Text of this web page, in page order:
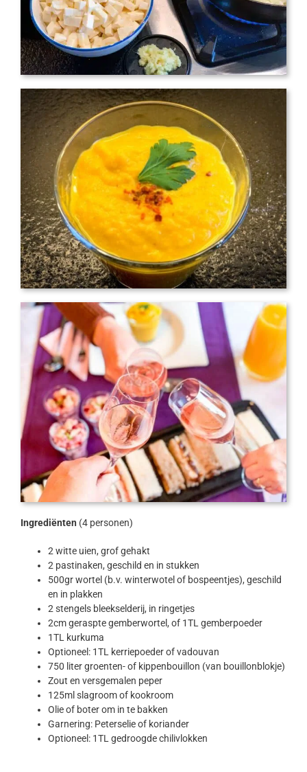
Ingrediënten (4 personen)
2 witte uien, grof gehakt
2 pastinaken, geschild en in stukken
500gr wortel (b.v. winterwotel of bospeentjes), geschild
en in plakken
2 stengels bleekselderij, in ringetjes
2cm geraspte gemberwortel, of 1TL gemberpoeder
1TL kurkuma
Optioneel: 1TL kerriepoeder of vadouvan
750 liter groenten- of kippenbouillon (van bouillonblokje)
Zout en versgemalen peper
125ml slagroom of kookroom
Olie of boter om in te bakken
Garnering: Peterselie of koriander
Optioneel: 1TL gedroogde chilivlokken